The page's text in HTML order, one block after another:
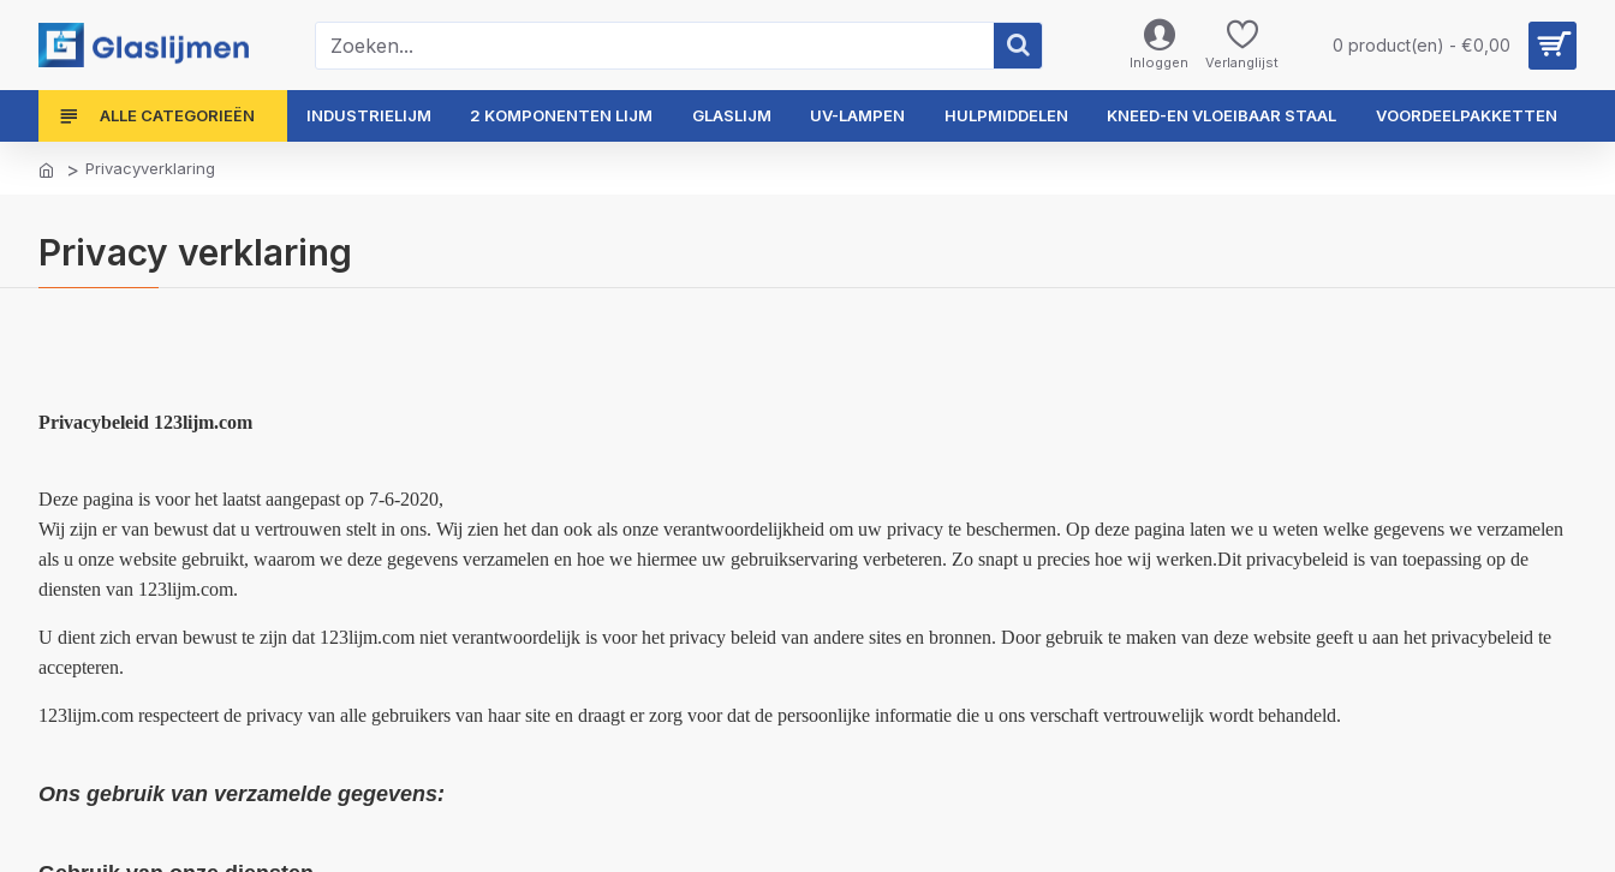
Inloggen Verlanglijst
0 product(en) - €0,00
ALLE CATEGORIEËN INDUSTRIELIJM 2 KOMPONENTEN LIJM GLASLIJM UV-LAMPEN HULPMIDDELEN KNEED-EN VLOEIBAAR STAAL VOORDEELPAKKETTEN
Privacyverklaring
Privacy verklaring
Privacybeleid 123lijm.com​
Deze pagina is voor het laatst aangepast op 7-6-2020,
Wij zijn er van bewust dat u vertrouwen stelt in ons. Wij zien het dan ook als onze verantwoordelijkheid om uw privacy te beschermen. Op deze pagina laten we u weten welke gegevens we verzamelen
als u onze website gebruikt, waarom we deze gegevens verzamelen en hoe we hiermee uw gebruikservaring verbeteren. Zo snapt u precies hoe wij werken.Dit privacybeleid is van toepassing op de
diensten van 123lijm.com.
U dient zich ervan bewust te zijn dat 123lijm.com niet verantwoordelijk is voor het privacy beleid van andere sites en bronnen. Door gebruik te maken van deze website geeft u aan het privacybeleid te
accepteren.
123lijm.com respecteert de privacy van alle gebruikers van haar site en draagt er zorg voor dat de persoonlijke informatie die u ons verschaft vertrouwelijk wordt behandeld.
Ons gebruik van verzamelde gegevens: